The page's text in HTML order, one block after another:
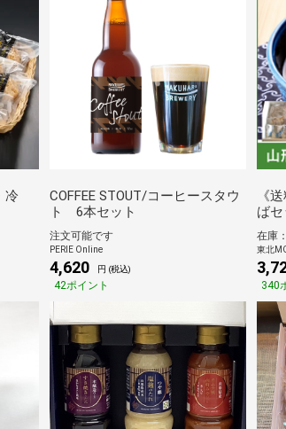
冷
COFFEE STOUT/コーヒースタウ
ト 6本セット
注文可能です
PERIE Online
4,620 円 (税込)
42ポイント
《
ば
在庫
東北
340